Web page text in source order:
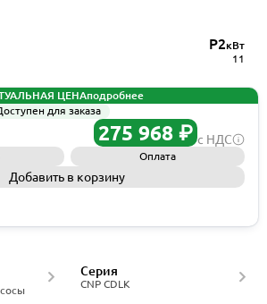
P2кВт
11
ЦЕНАподробнее
для заказа
275 968 ₽ с НДС
Оплата
Добавить в корзину
CNP CDLK
Серия